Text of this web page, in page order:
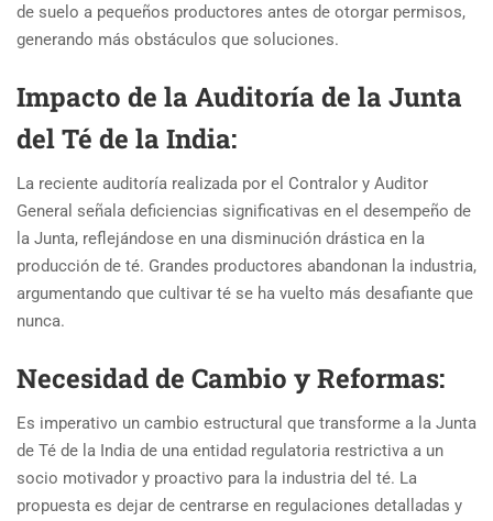
de suelo a pequeños productores antes de otorgar permisos,
generando más obstáculos que soluciones.
Impacto de la Auditoría de la Junta
del Té de la India:
La reciente auditoría realizada por el Contralor y Auditor
General señala deficiencias significativas en el desempeño de
la Junta, reflejándose en una disminución drástica en la
producción de té. Grandes productores abandonan la industria,
argumentando que cultivar té se ha vuelto más desafiante que
nunca.
Necesidad de Cambio y Reformas:
Es imperativo un cambio estructural que transforme a la Junta
de Té de la India de una entidad regulatoria restrictiva a un
socio motivador y proactivo para la industria del té. La
propuesta es dejar de centrarse en regulaciones detalladas y